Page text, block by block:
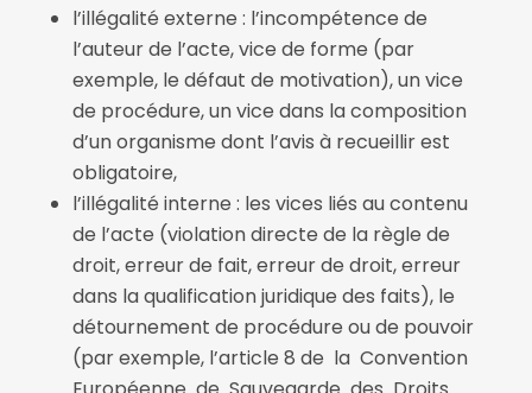
l’illégalité externe : l’incompétence de
l’auteur de l’acte, vice de forme (par
exemple, le défaut de motivation), un vice
de procédure, un vice dans la composition
d’un organisme dont l’avis à recueillir est
obligatoire,
l’illégalité interne : les vices liés au contenu
de l’acte (violation directe de la règle de
droit, erreur de fait, erreur de droit, erreur
dans la qualification juridique des faits), le
détournement de procédure ou de pouvoir
(par exemple, l’article 8 de la Convention